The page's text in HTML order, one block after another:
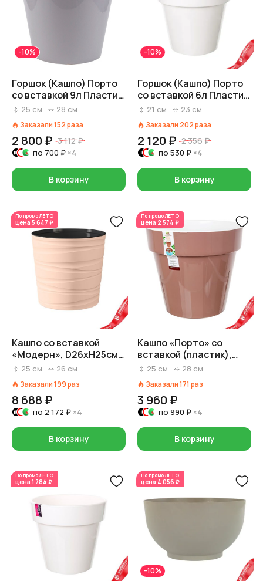
-10%
Горшок (Кашпо) Порто
со вставкой 9л Пластик
D 27,5 см H 25 см
25 см 28 см
Заказали152раза
2 800 ₽ 3 112 ₽
по 700 ₽ ×4
В корзину
-10%
Горшок (Кашпо) Порто
со вставкой 6л Пластик
D 23 см H 21 см Белый
21 см 23 см
Заказали 202раза
2 120 ₽ 2 356 ₽
по 530 ₽ ×4
В корзину
По промоЛЕТО
цена 5 647 ₽
Кашпо со вставкой
«Модерн», D26xH25см,
8л, кремовый
25 см 26 см
Заказали199раз
8 688 ₽
по 2 172 ₽ ×4
В корзину
По промоЛЕТО
цена 2 574 ₽
Кашпо «Порто» со
вставкой (пластик),
D27,5хH25см, 9л, мокко
25 см 28 см
Заказали171 раз
3 960 ₽
по 990 ₽ ×4
В корзину
По промоЛЕТО
цена 1 784 ₽
По промоЛЕТО
цена 4 056 ₽
-10%